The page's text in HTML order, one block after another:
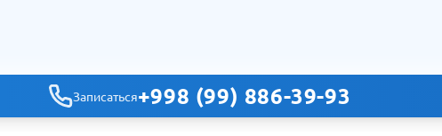
Записаться+998 (99) 886-39-93